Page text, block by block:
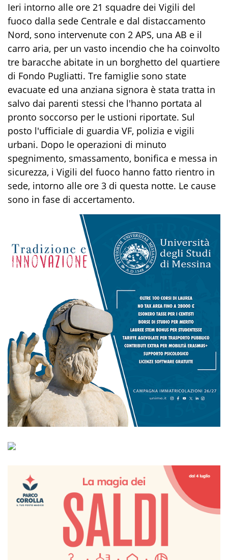
Ieri intorno alle ore 21 squadre dei Vigili del
fuoco dalla sede Centrale e dal distaccamento
Nord, sono intervenute con 2 APS, una AB e il
carro aria, per un vasto incendio che ha coinvolto
tre baracche abitate in un borghetto del quartiere
di Fondo Pugliatti. Tre famiglie sono state
evacuate ed una anziana signora è stata tratta in
salvo dai parenti stessi che l'hanno portata al
pronto soccorso per le ustioni riportate. Sul
posto l'ufficiale di guardia VF, polizia e vigili
urbani. Dopo le operazioni di minuto
spegnimento, smassamento, bonifica e messa in
sicurezza, i Vigili del fuoco hanno fatto rientro in
sede, intorno alle ore 3 di questa notte. Le cause
sono in fase di accertamento.